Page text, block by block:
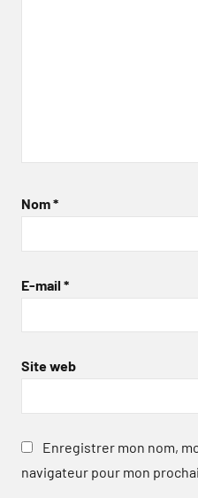
Nom*
E-mail *
Site web
Enregistrer mon nom,
navigateur pour mon